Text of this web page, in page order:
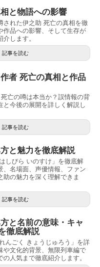
と物語への影響
された伊之助 死亡の真相を徹
作品への影響、そして生存が
します。
記事を読む
者 死亡の真相と作品
亡の噂は本当か？誤情報の背
と今後の展開を詳しく解説し
記事を読む
と魅力を徹底解説
しびら いのすけ」を徹底解
、名場面、声優情報、ファン
助の魅力を深く理解できま
記事を読む
と名前の意味・キャ
徹底解説
んごく きょうじゅろう」を詳
や文化的背景、無限列車編で
人気まで徹底紹介します。